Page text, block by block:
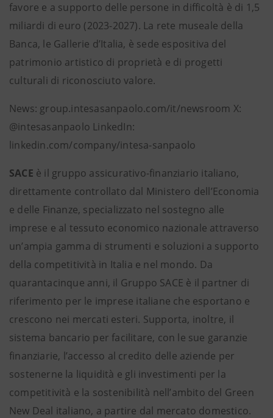
favore e a supporto delle persone in difficoltà è di 1,5
miliardi di euro (2023-2027). La rete museale della
Banca, le Gallerie d’Italia, è sede espositiva del
patrimonio artistico di proprietà e di progetti
culturali di riconosciuto valore.
News: group.intesasanpaolo.com/it/newsroom X:
@intesasanpaolo LinkedIn:
linkedin.com/company/intesa-sanpaolo
SACE è il gruppo assicurativo-finanziario italiano,
direttamente controllato dal Ministero dell’Economia
e delle Finanze, specializzato nel sostegno alle
imprese e al tessuto economico nazionale attraverso
un’ampia gamma di strumenti e soluzioni a supporto
della competitività in Italia e nel mondo. Da
quarantacinque anni, il Gruppo SACE è il partner di
riferimento per le imprese italiane che esportano e
crescono nei mercati esteri. Supporta, inoltre, il
sistema bancario per facilitare, con le sue garanzie
finanziarie, l’accesso al credito delle aziende per
sostenerne la liquidità e gli investimenti per la
competitività e la sostenibilità nell’ambito del Green
New Deal italiano, a partire dal mercato domestico.